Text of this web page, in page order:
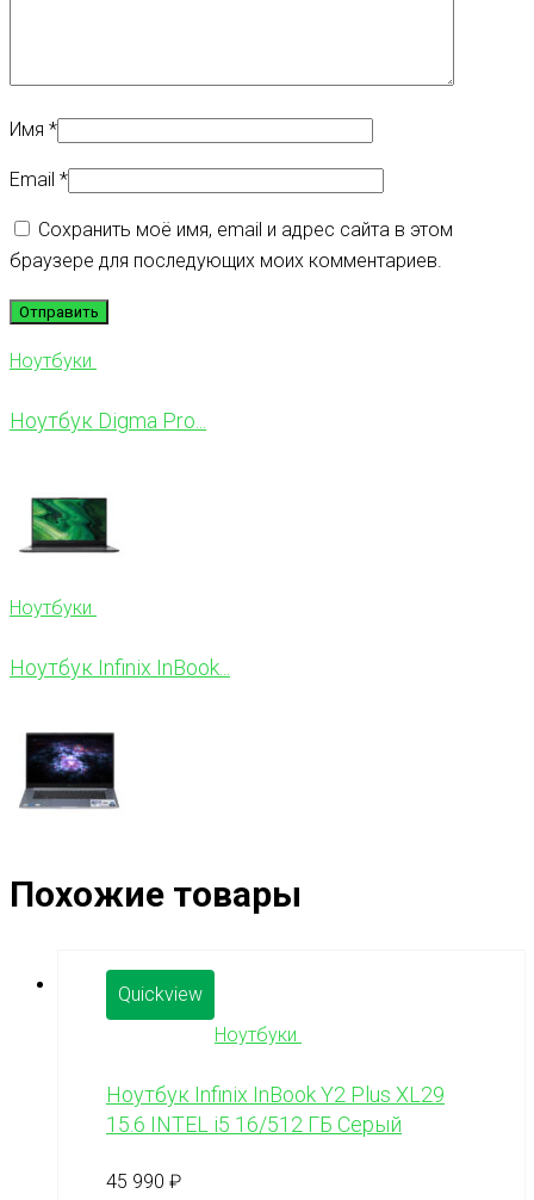
Имя *
Email *
Сохранить моё имя, email и адрес сайта в этом
браузере для последующих моих комментариев.
Ноутбуки
Ноутбук Digma Pro...
Ноутбуки
Ноутбук Infinix InBook...
Похожие товары
Quickview
Ноутбуки
Ноутбук Infinix InBook Y2 Plus XL29
15.6 INTEL i5 16/512 ГБ Серый
45 990 ₽